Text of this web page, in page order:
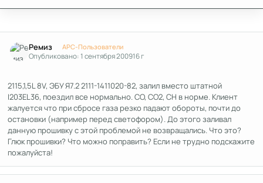
Ремиз APC-Пользователи
Опубликовано:1 сентября 200916 г
2115,1,5L 8V, ЭБУ Я7.2 2111-1411020-82, залил вместо штатной
I203EL36, поездил все нормально. СО, СО2, СН в норме. Клиент
жалуется что при сбросе газа резко падают обороты, почти до
остановки (например перед светофором). До этого заливал
данную прошивку с этой проблемой не возвращались. Что это?
Глюк прошивки? Что можно поправить? Если не трудно подскажите
пожалуйста!